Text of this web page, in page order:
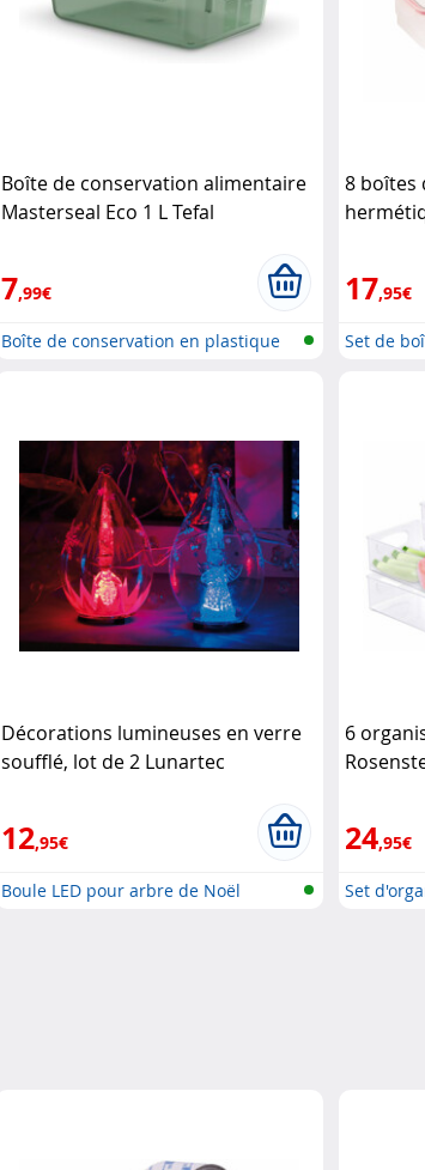
Boîte de conservation alimentaire
Masterseal Eco 1 L Tefal
7,99€
Boîte de conservation en plastique
8 boîtes
17,95€
Set de
Décorations lumineuses en verre
soufflé, lot de 2 Lunartec
12,95€
Boule LED pour arbre de Noël
6
24,95€
Set